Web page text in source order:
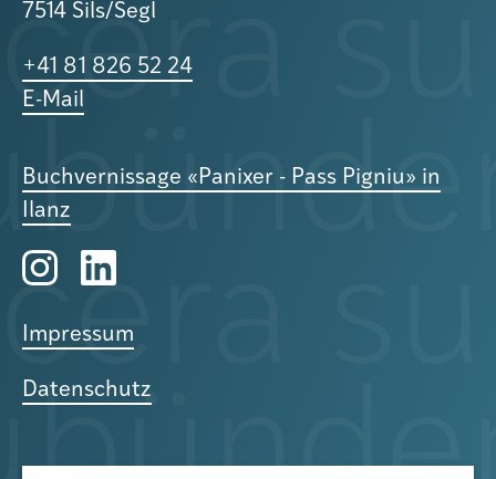
7514 Sils/Segl
+41 81 826 52 24
E-Mail
Buchvernissage «Panixer - Pass Pigniu» in
Ilanz
Impressum
Datenschutz